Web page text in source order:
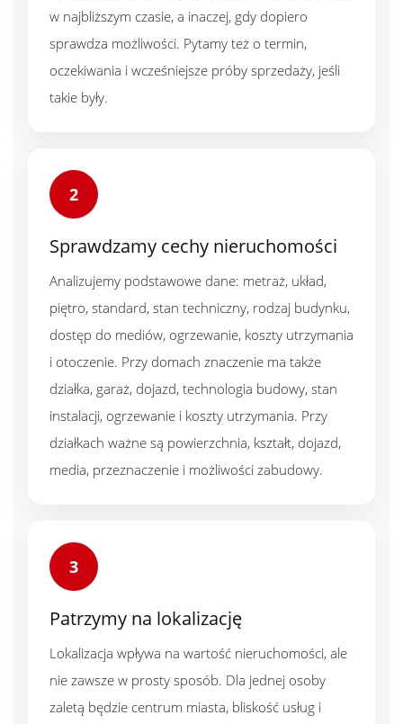
w najbliższym czasie, a inaczej, gdy dopiero
sprawdza możliwości. Pytamy też o termin,
oczekiwania i wcześniejsze próby sprzedaży, jeśli
takie były.
2
Sprawdzamy cechy nieruchomości
Analizujemy podstawowe dane: metraż, układ,
piętro, standard, stan techniczny, rodzaj budynku,
dostęp do mediów, ogrzewanie, koszty utrzymania
i otoczenie. Przy domach znaczenie ma także
działka, garaż, dojazd, technologia budowy, stan
instalacji, ogrzewanie i koszty utrzymania. Przy
działkach ważne są powierzchnia, kształt, dojazd,
media, przeznaczenie i możliwości zabudowy.
3
Patrzymy na lokalizację
Lokalizacja wpływa na wartość nieruchomości, ale
nie zawsze w prosty sposób. Dla jednej osoby
zaletą będzie centrum miasta, bliskość usług i